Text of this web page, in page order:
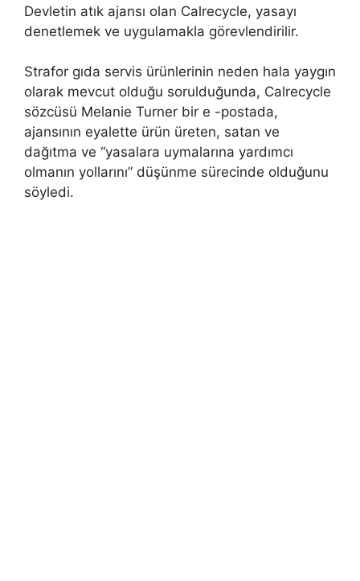
Devletin atık ajansı olan Calrecycle, yasayı
denetlemek ve uygulamakla görevlendirilir.
Strafor gıda servis ürünlerinin neden hala yaygın
olarak mevcut olduğu sorulduğunda, Calrecycle
sözcüsü Melanie Turner bir e -postada,
ajansının eyalette ürün üreten, satan ve
dağıtma ve “yasalara uymalarına yardımcı
olmanın yollarını” düşünme sürecinde olduğunu
söyledi.